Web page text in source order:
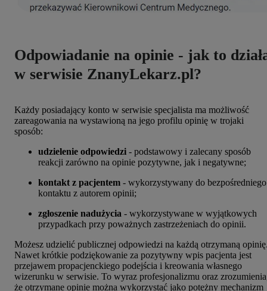
Odpowiadanie na opinie - jak to
w serwisie ZnanyLekarz.pl?
Każdy posiadający konto w serwisie specjalista ma możliwość
zareagowania na wystawioną na jego profilu opinię w trojaki
sposób:
udzielenie odpowiedzi - podstawowy i zalecany sposób
reakcji zarówno na opinie pozytywne, jak i negatywne;
kontakt z pacjentem - wykorzystywany do bezpośredniego
kontaktu z autorem opinii;
zgłoszenie nadużycia - wykorzystywane w wyjątkowych
przypadkach przy poważnych zastrzeżeniach do opinii.
Możesz udzielić publicznej odpowiedzi na każdą otrzymaną
Nawet krótkie podziękowanie za pozytywny wpis pacjenta jest
przejawem propacjenckiego podejścia i kreowania własnego
wizerunku w serwisie. To wyraz profesjonalizmu oraz
że otrzymane opinie można wykorzystać jako potężny mechanizm